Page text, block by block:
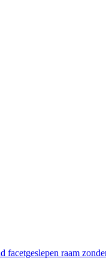
facetgeslepen raam